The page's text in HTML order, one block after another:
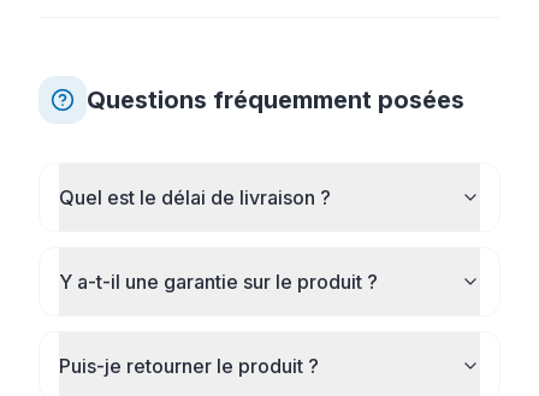
Questions fréquemment posées
Quel est le délai de livraison ?
Y a-t-il une garantie sur le produit ?
Puis-je retourner le produit ?